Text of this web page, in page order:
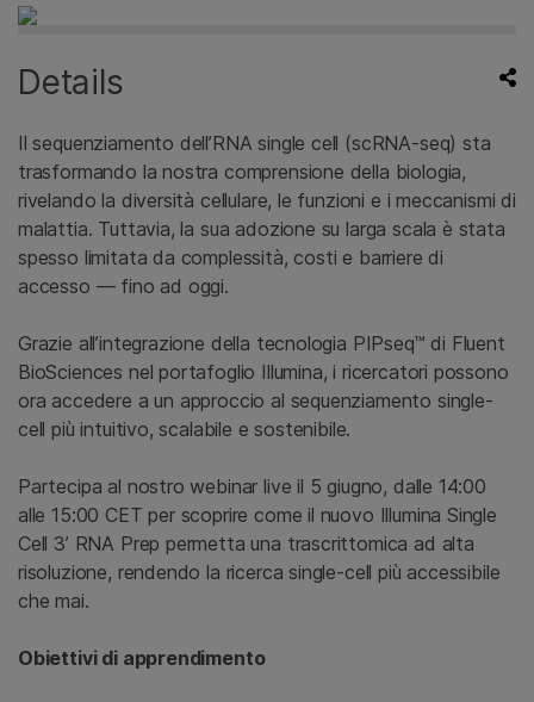
Details
Il sequenziamento dell’RNA single cell (scRNA-seq) sta
trasformando la nostra comprensione della biologia,
rivelando la diversità cellulare, le funzioni e i meccanismi di
malattia. Tuttavia, la sua adozione su larga scala è stata
spesso limitata da complessità, costi e barriere di
accesso — fino ad oggi.
Grazie all’integrazione della tecnologia PIPseq™ di Fluent
BioSciences nel portafoglio Illumina, i ricercatori possono
ora accedere a un approccio al sequenziamento single-
cell più intuitivo, scalabile e sostenibile.
Partecipa al nostro webinar live il 5 giugno, dalle 14:00
alle 15:00 CET per scoprire come il nuovo Illumina Single
Cell 3’ RNA Prep permetta una trascrittomica ad alta
risoluzione, rendendo la ricerca single-cell più accessibile
che mai.
Obiettivi di apprendimento